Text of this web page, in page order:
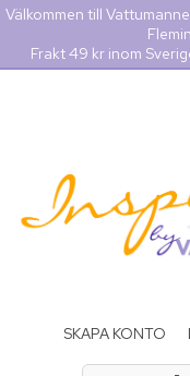
Välkommen till
Frakt 49 kr inom
SKAPA KONTO